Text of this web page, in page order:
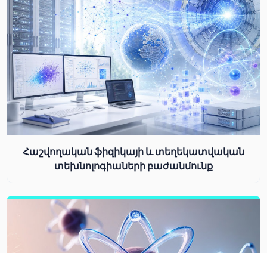
Հաշվողական ֆիզիկայի և տեղեկատվական
տեխնոլոգիաների բաժանմունք